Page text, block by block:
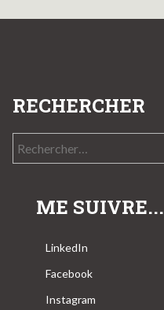
RECHERCHER
Rechercher :
ME SUIVRE...
LinkedIn
Facebook
Instagram